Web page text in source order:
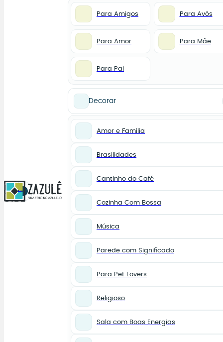
0
Para Amigos Para Avós
Para Amor Para Mãe
Para Pai
Decorar
Amor e Família
Brasilidades
Cantinho do Café
Cozinha Com Bossa
Música
Parede com Significado
Para Pet Lovers
Religioso
Sala com Boas Energias